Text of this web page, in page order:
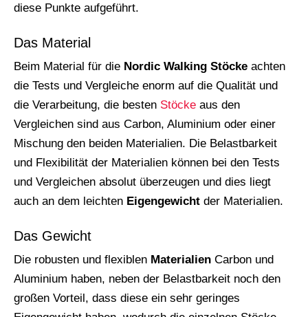
diese Punkte aufgeführt.
Das Material
Beim Material für die Nordic Walking Stöcke achten
die Tests und Vergleiche enorm auf die Qualität und
die Verarbeitung, die besten Stöcke aus den
Vergleichen sind aus Carbon, Aluminium oder einer
Mischung den beiden Materialien. Die Belastbarkeit
und Flexibilität der Materialien können bei den Tests
und Vergleichen absolut überzeugen und dies liegt
auch an dem leichten Eigengewicht der Materialien.
Das Gewicht
Die robusten und flexiblen Materialien Carbon und
Aluminium haben, neben der Belastbarkeit noch den
großen Vorteil, dass diese ein sehr geringes